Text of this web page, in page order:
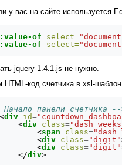
у вас на сайте используется
of select=
of
select=
jquery-1.4.1.js не нужно.
HTML-код счетчика в xsl-
панели счетчика --
<div id=
<div class="dash
<span class=
<div class="digit"
<div class="digit"
</div>